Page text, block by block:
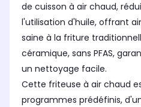
de cuisson à air chaud,
l'utilisation d'huile, offrant
saine à la friture
céramique, sans PFAS,
un nettoyage facile.
Cette friteuse à air chaud
programmes prédéfinis,